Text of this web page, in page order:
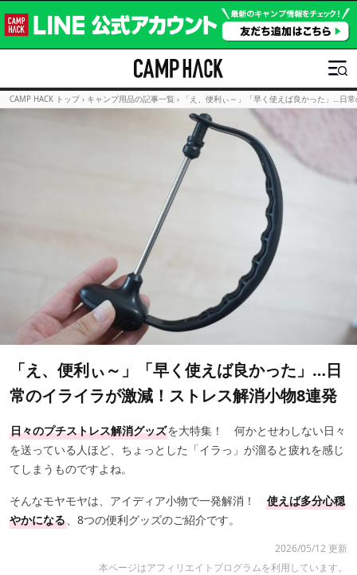
CAMP HACK トップ › キャンプ用品の記事一覧 › 「え、便利ぃ～」「早く使えば良かった」…日
「え、便利ぃ～」「早く使えば良かった」…日
常のイライラが激減！ストレス解消小物8連発
日々のプチストレス解消グッズを大特集！ 何かとせわしない日々
を送っている人ほど、ちょっとした「イラっ」が溜ると疲れを感じ
てしまうものですよね。
そんなモヤモヤは、アイディア小物で一発解消！ 使えば多分心穏
やかになる、8つの便利グッズのご紹介です。
2026/05/12 更新
本ページはアフィリエイトプログラムを利用しています。